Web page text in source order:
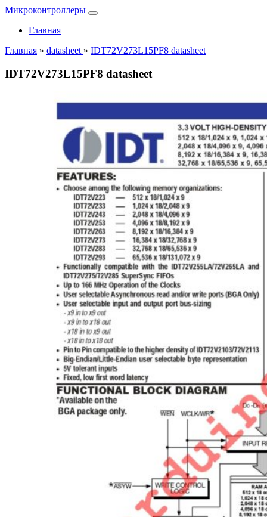
Микроконтроллеры
Главная
Главная » datasheet » IDT72V273L15PF8 datasheet
IDT72V273L15PF8 datasheet